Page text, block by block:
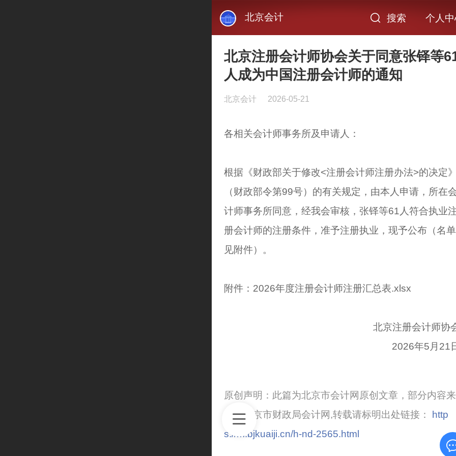
北京会计 搜索 个人
北京注册会计师协会关于同意张铎等
人成为中国注册会计师的通知
北京会计 2026-05-21
各相关会计师事务所及申请人：
根据《财政部关于修改<注册会计师注册办法>的决定
（财政部令第99号）的有关规定，由本人申请，所在
计师事务所同意，经我会审核，张铎等61人符合执业
册会计师的注册条件，准予注册执业，现予公布（名单
见附件）。
附件：2026年度注册会计师注册汇总表.xlsx
北京注册会计师协
2026年5月21
原创声明：此篇为北京市会计网原创文章，部分内容来
自于北京市财政局会计网,转载请标明出处链接：
http
s://m.bjkuaiji.cn/h-nd-2565.html